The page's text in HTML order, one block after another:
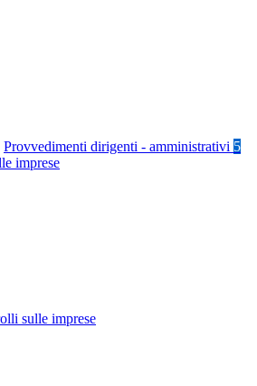
Provvedimenti dirigenti - amministrativi 5
imprese
sulle imprese